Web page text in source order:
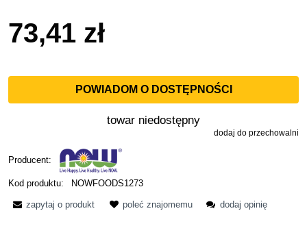
73,41 zł
POWIADOM O DOSTĘPNOŚCI
towar niedostępny
dodaj do przechowalni
Producent:
Kod produktu: NOWFOODS1273
zapytaj o produkt poleć znajomemu dodaj opinię